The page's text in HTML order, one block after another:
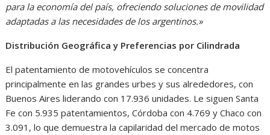
para la economía del país, ofreciendo soluciones de movilidad
adaptadas a las necesidades de los argentinos.»
Distribución Geográfica y Preferencias por Cilindrada
El patentamiento de motovehículos se concentra
principalmente en las grandes urbes y sus alrededores, con
Buenos Aires liderando con 17.936 unidades. Le siguen Santa
Fe con 5.935 patentamientos, Córdoba con 4.769 y Chaco con
3.091, lo que demuestra la capilaridad del mercado de motos